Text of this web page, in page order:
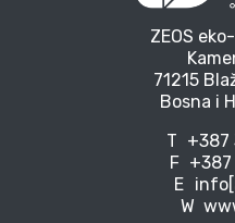
ZEOS
71215
Bosna i
T +387
F +387
E
W